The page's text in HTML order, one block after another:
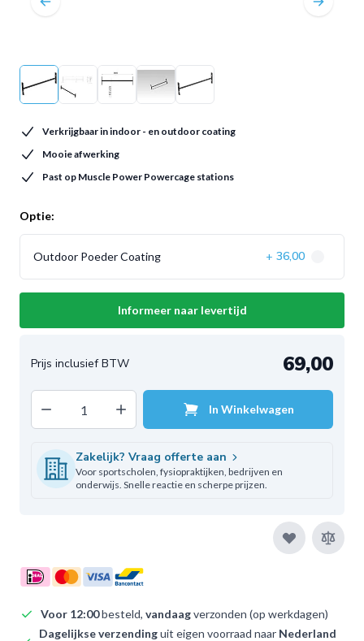
Verkrijgbaar in indoor - en outdoor coating
Mooie afwerking
Past op Muscle Power Powercage stations
Optie:
Outdoor Poeder Coating + 36,00
Informeer naar levertijd
69,00
Decrease quantityIncrease quantityIn Winkelwagen
Zakelijk? Vraag offerte aan
Voor sportscholen, fysiopraktijken, bedrijven en
onderwijs. Snelle reactie en scherpe prijzen.
Voor 12:00besteld, vandaagverzonden (op werkdagen)
Dagelijkse verzendinguit eigen voorraad naar Nederland